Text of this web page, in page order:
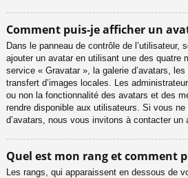
Comment puis-je afficher un
Dans le panneau de contrôle de l’utilisateur,
ajouter un avatar en utilisant une des quatre
service « Gravatar », la galerie d’avatars,
transfert d’images locales. Les
ou non la fonctionnalité des avatars et des
rendre disponible aux utilisateurs. Si vous
d’avatars, nous vous invitons à contacter un
Quel est mon rang et comment
Les rangs, qui apparaissent en dessous de